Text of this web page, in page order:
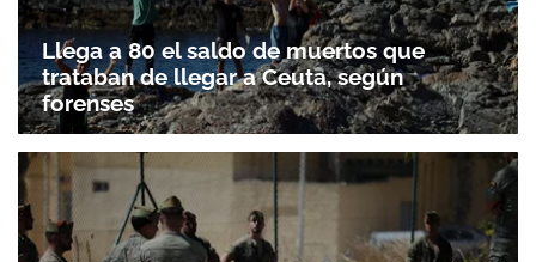
Llega a 80 el saldo de muertos que
trataban de llegar a Ceuta, según
forenses